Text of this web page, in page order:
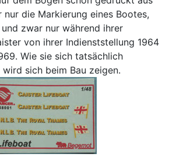
nur die Markierung eines Bootes,
und zwar nur während ihrer
von ihrer Indienststellung 1964
Wie sie sich tatsächlich
sich beim Bau zeigen.